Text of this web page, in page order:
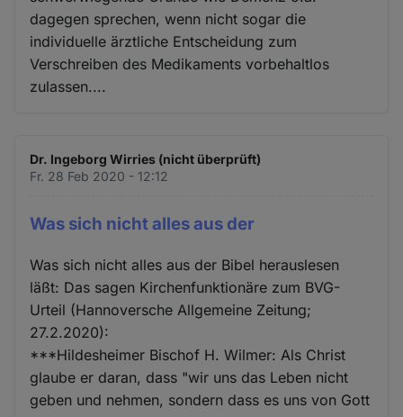
dagegen sprechen, wenn nicht sogar die
individuelle ärztliche Entscheidung zum
Verschreiben des Medikaments vorbehaltlos
zulassen....
Dr. Ingeborg Wirries (nicht überprüft)
Fr. 28 Feb 2020 - 12:12
Was sich nicht alles aus der
Was sich nicht alles aus der Bibel herauslesen
läßt: Das sagen Kirchenfunktionäre zum BVG-
Urteil (Hannoversche Allgemeine Zeitung;
27.2.2020):
***Hildesheimer Bischof H. Wilmer: Als Christ
glaube er daran, dass "wir uns das Leben nicht
geben und nehmen, sondern dass es uns von Gott